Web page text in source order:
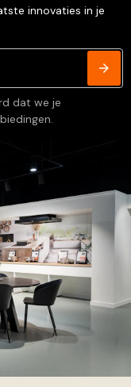
innovaties in je
dat we je